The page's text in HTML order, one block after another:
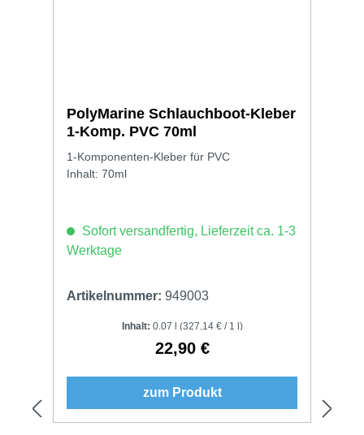
PolyMarine Schlauchboot-Kleber
1-Komp. PVC 70ml
1-Komponenten-Kleber für PVC
Inhalt: 70ml
Sofort versandfertig, Lieferzeit ca. 1-3
Werktage
Artikelnummer: 949003
Inhalt: 0.07 l (327,14 € / 1 l)
Regulärer Preis:
22,90 €
zum Produkt